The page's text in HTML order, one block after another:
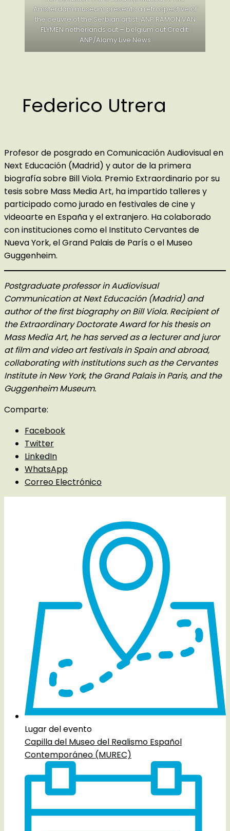
Amsterdam museum presents a retrospective of
the oeuvre of the Serbian artist. ANP RAMON VAN
FLYMEN netherlands out – belgium out Credit:
ANP/Alamy Live News
Federico Utrera
Profesor de posgrado en Comunicación Audiovisual en
Next Educación (Madrid) y autor de la primera
biografía sobre Bill Viola. Premio Extraordinario por su
tesis sobre Mass Media Art, ha impartido talleres y
participado como jurado en festivales de cine y
videoarte en España y el extranjero. Ha colaborado
con instituciones como el Instituto Cervantes de
Nueva York, el Grand Palais de París o el Museo
Guggenheim.
Postgraduate professor in Audiovisual
Communication at Next Educación (Madrid) and
author of the first biography on Bill Viola. Recipient of
the Extraordinary Doctorate Award for his thesis on
Mass Media Art, he has served as a lecturer and juror
at film and video art festivals in Spain and abroad,
collaborating with institutions such as the Cervantes
Institute in New York, the Grand Palais in Paris, and the
Guggenheim Museum.
Comparte:
Facebook
Twitter
LinkedIn
WhatsApp
Correo Electrónico
Lugar del evento
Capilla del Museo del Realismo Español
Contemporáneo (MUREC)